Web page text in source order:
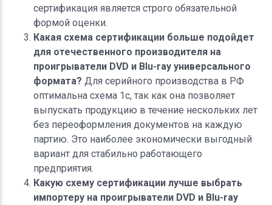
сертификация является строго обязательной
формой оценки.
Какая схема сертификации больше подойдет
для отечественного производителя на
проигрыватели DVD и Blu-ray универсального
формата? Для серийного производства в РФ
оптимальна схема 1с, так как она позволяет
выпускать продукцию в течение нескольких лет
без переоформления документов на каждую
партию. Это наиболее экономически выгодный
вариант для стабильно работающего
предприятия.
Какую схему сертификации лучше выбрать
импортеру на проигрыватели DVD и Blu-ray